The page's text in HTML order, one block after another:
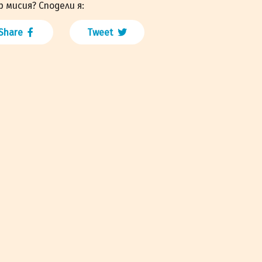
мисия? Сподели я:
Tweet